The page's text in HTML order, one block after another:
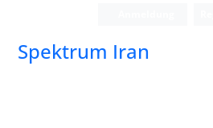
Spektrum Iran